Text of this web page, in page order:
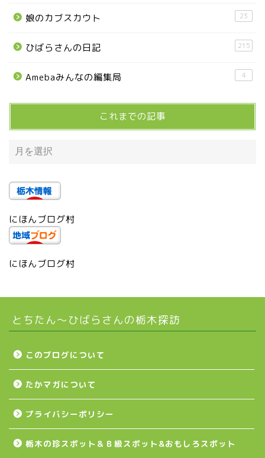
娘のカブスカウト 23
ひばらさんの日記 215
Amebaみんなの編集局 4
これまでの記事
にほんブログ村
にほんブログ村
とちたん〜ひばらさんの栃木探訪
このブログについて
たかマガについて
プライバシーポリシー
栃木の珍スポット＆Ｂ級スポット&おもしろスポット
宇都宮の震災後の様子